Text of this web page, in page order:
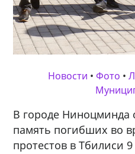
Новости • Фото •
В городе Ниноцминда
память погибших во
протестов в Тбилиси